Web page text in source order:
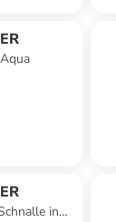
in